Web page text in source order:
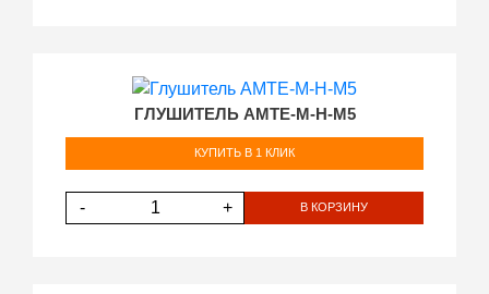
ГЛУШИТЕЛЬ AMTE-M-H-M5
КУПИТЬ В 1 КЛИК
- + В КОРЗИНУ